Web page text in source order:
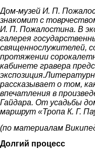
Дом-музей И. П.
знакомит с
И. П. Пожалостина. В
галерея
священнослужителей,
протяжении
кабинете гравера
рассказывает о том,
впечатления в
Гайдара. От усадьбы
маршрут «Тропа К. Г.
(по материалам
Долгий процесс